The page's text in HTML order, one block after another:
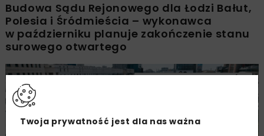
Budowa Sądu Rejonowego dla Łodzi Bałut,
Polesia i Śródmieścia – wykonawca
w październiku planuje zakończenie stanu
surowego otwartego
Twoja prywatność jest dla nas ważna